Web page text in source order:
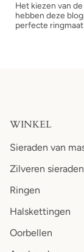
Het kiezen van
hebben deze
perfecte
WINKEL
Sieraden van
Zilveren sieraden
Ringen
Halskettingen
Oorbellen